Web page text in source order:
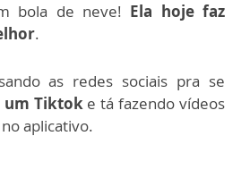
bola de neve! Ela hoje faz
.
as redes sociais pra se
um Tiktok e tá fazendo vídeos
aplicativo.